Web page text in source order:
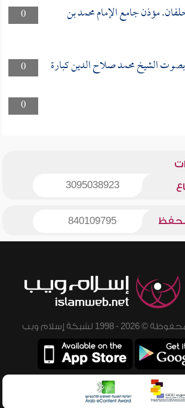
0
مؤذن جامع الإمام محمد بن
0
الشيخ محمد صلاح الدين كبارة
0
3095038923
840109795
لشبكة إسلام ويب